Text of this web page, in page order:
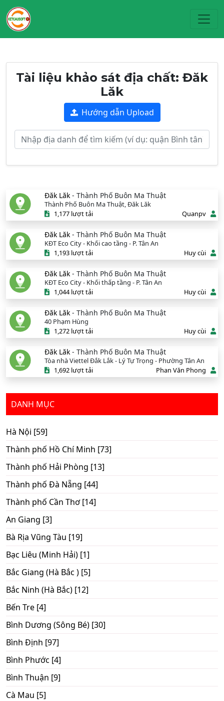
Tài liệu khảo sát địa chất: Đăk
Lăk
Hướng dẫn Upload
Đăk Lăk - Thành Phố Buôn Ma Thuật
Thành Phố Buôn Ma Thuật, Đăk Lăk
1,177 lượt tải
Quanpv
Đăk Lăk - Thành Phố Buôn Ma Thuật
KĐT Eco City - Khối cao tầng - P. Tân An
1,193 lượt tải
Huy cùi
Đăk Lăk - Thành Phố Buôn Ma Thuật
KĐT Eco City - Khối thấp tầng - P. Tân An
1,044 lượt tải
Huy cùi
Đăk Lăk - Thành Phố Buôn Ma Thuật
40 Phạm Hùng
1,272 lượt tải
Huy cùi
Đăk Lăk - Thành Phố Buôn Ma Thuật
Tòa nhà Viettel Đắk Lắk - Lý Tự Trọng - Phường Tân An
1,692 lượt tải
Phan Văn Phong
DANH MỤC
Hà Nội [59]
Thành phố Hồ Chí Minh [73]
Thành phố Hải Phòng [13]
Thành phố Đà Nẵng [44]
Thành phố Cần Thơ [14]
An Giang [3]
Bà Rịa Vũng Tàu [19]
Bạc Liêu (Minh Hải) [1]
Bắc Giang (Hà Bắc ) [5]
Bắc Ninh (Hà Bắc) [12]
Bến Tre [4]
Bình Dương (Sông Bé) [30]
Bình Định [97]
Bình Phước [4]
Bình Thuận [9]
Cà Mau [5]